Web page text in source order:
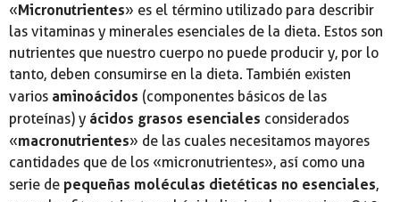
«Micronutrientes» es el término utilizado para describir
las vitaminas y minerales esenciales de la dieta. Estos son
nutrientes que nuestro cuerpo no puede producir y, por lo
tanto, deben consumirse en la dieta. También existen
varios aminoácidos (componentes básicos de las
proteínas) y ácidos grasos esenciales considerados
«macronutrientes» de las cuales necesitamos mayores
cantidades que de los «micronutrientes», así como una
serie de pequeñas moléculas dietéticas no esenciales,